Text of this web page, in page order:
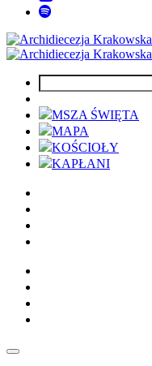
MSZA ŚWIĘTA
MAPA
KOŚCIOŁY
KAPŁANI